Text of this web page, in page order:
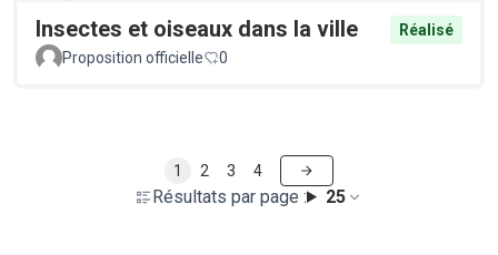
Insectes et oiseaux dans la ville
Réalisé
Proposition officielle
0
Résultats par page : 25
1 2 3 4